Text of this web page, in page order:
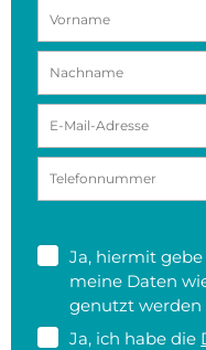
Ja, hiermit
meine Daten
genutzt werden
Ja, ich habe die